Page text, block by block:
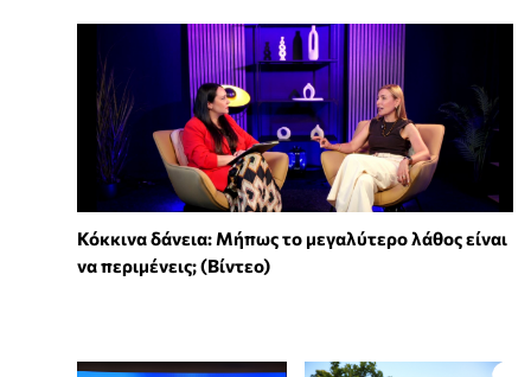
Κόκκινα δάνεια: Μήπως το μεγαλύτερο λάθος είναι
να περιμένεις; (Βίντεο)